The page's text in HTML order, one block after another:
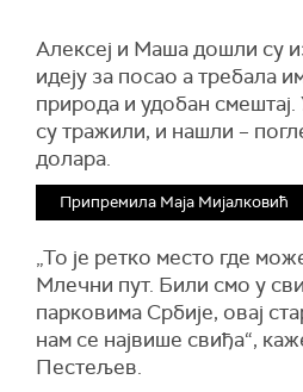
Алексеј и Маша дошли су
идеју за посао а требала
природа и удобан
су тражили, и нашли –
долара.
Припремила Маја Мијалковић
„То је ретко место где
Млечни пут. Били смо у
парковима Србије, овај
нам се највише свиђа“,
Пестељев.